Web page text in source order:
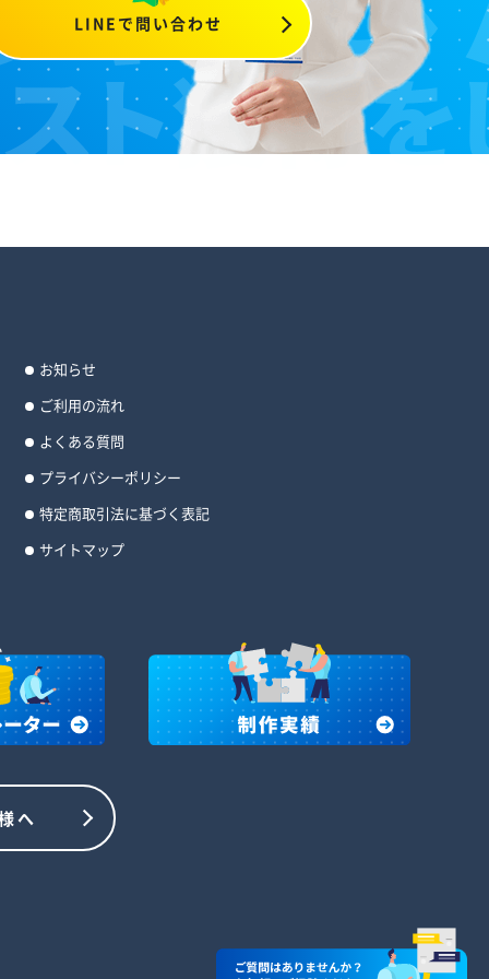
LINEで問い合わせ
お知らせ
ご利用の流れ
よくある質問
プライバシーポリシー
特定商取引法に基づく表記
サイトマップ
へ